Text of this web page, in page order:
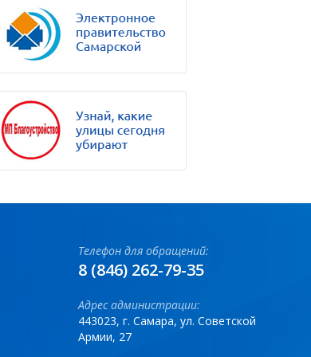
Телефон для обращений:
8 (846) 262-79-35
Адрес администрации:
443023, г. Самара, ул. Советской
Армии, 27